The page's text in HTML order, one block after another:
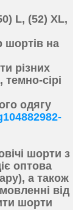
L, (52) XL,
шортів на
різних
темно-сірі
одягу
шорти з
оптова
а також
від
шорти